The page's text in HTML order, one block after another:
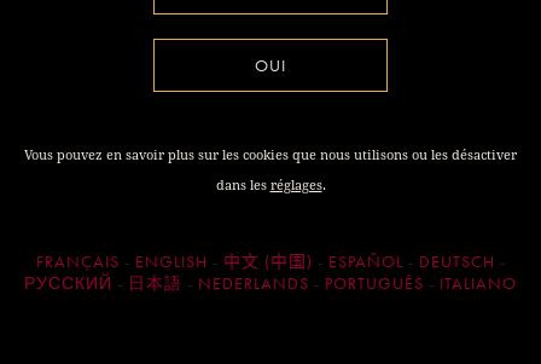
OUI
Vous pouvez en savoir plus sur les cookies que nous utilisons ou les désactiver
dans les réglages.
FRANÇAIS ENGLISH 中文 (中国) ESPAÑOL
DEUTSCH
РУССКИЙ
日本語 NEDERLANDS PORTUGUÊS ITALIANO